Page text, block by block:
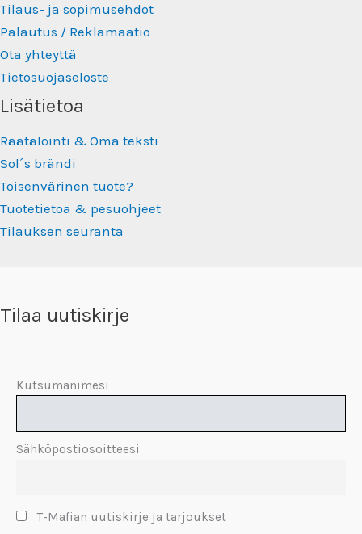
Tilaus- ja sopimusehdot
Palautus / Reklamaatio
Ota yhteyttä
Tietosuojaseloste
Lisätietoa
Räätälöinti & Oma teksti
Sol´s brändi
Toisenvärinen tuote?
Tuotetietoa & pesuohjeet
Tilauksen seuranta
Tilaa uutiskirje
Kutsumanimesi
Sähköpostiosoitteesi
T-Mafian uutiskirje ja tarjoukset